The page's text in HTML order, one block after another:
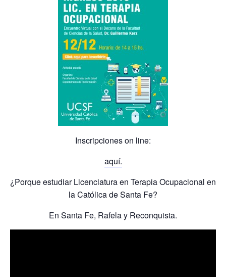
Inscripciones on line:
aquí.
¿Porque estudiar Licenciatura en Terapia Ocupacional en
la Católica de Santa Fe?
En Santa Fe, Rafela y Reconquista.